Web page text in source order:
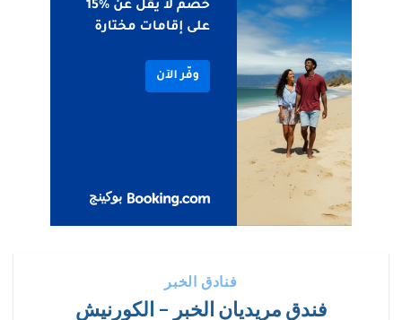
فنادق الخبر
فندق مريديان الخبر – الكورنيش